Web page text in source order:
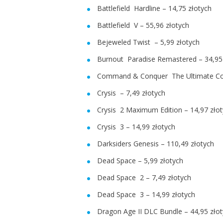
Battlefield Hardline – 14,75 złotych
Battlefield V – 55,96 złotych
Bejeweled Twist – 5,99 złotych
Burnout Paradise Remastered – 34,95
Command & Conquer The Ultimate
Crysis – 7,49 złotych
Crysis 2 Maximum Edition – 14,97
Crysis 3 – 14,99 złotych
Darksiders Genesis – 110,49 złotych
Dead Space – 5,99 złotych
Dead Space 2 – 7,49 złotych
Dead Space 3 – 14,99 złotych
Dragon Age II DLC Bundle – 44,95